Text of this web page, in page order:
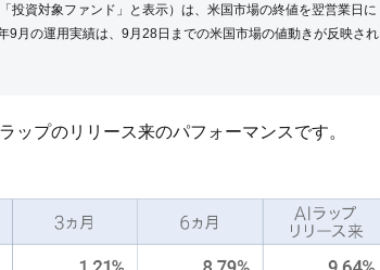
投資対象ファンド」と表示）は、米国市場の終値を翌営業日に
月の運用実績は、9月28日までの米国市場の値動きが反映され
ップのリリース来のパフォーマンスです。